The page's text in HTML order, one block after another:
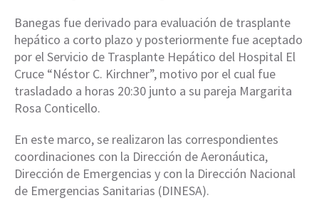
Banegas fue derivado para evaluación de trasplante
hepático a corto plazo y posteriormente fue aceptado
por el Servicio de Trasplante Hepático del Hospital El
Cruce “Néstor C. Kirchner”, motivo por el cual fue
trasladado a horas 20:30 junto a su pareja Margarita
Rosa Conticello.
En este marco, se realizaron las correspondientes
coordinaciones con la Dirección de Aeronáutica,
Dirección de Emergencias y con la Dirección Nacional
de Emergencias Sanitarias (DINESA).